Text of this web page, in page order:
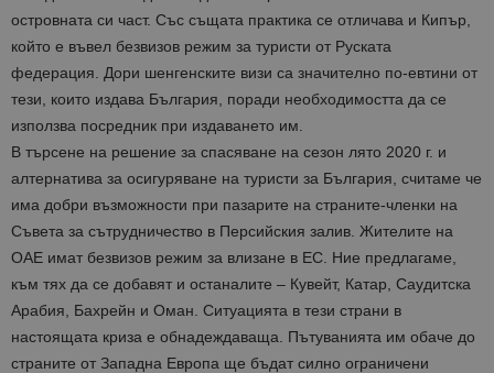
островната си част. Със същата практика се отличава и Кипър,
който е въвел безвизов режим за туристи от Руската
федерация. Дори шенгенските визи са значително по-евтини от
тези, които издава България, поради необходимостта да се
използва посредник при издаването им.
В търсене на решение за спасяване на сезон лято 2020 г. и
алтернатива за осигуряване на туристи за България, считаме че
има добри възможности при пазарите на страните-членки на
Съвета за сътрудничество в Персийския залив. Жителите на
ОАЕ имат безвизов режим за влизане в ЕС. Ние предлагаме,
към тях да се добавят и останалите – Кувейт, Катар, Саудитска
Арабия, Бахрейн и Оман. Ситуацията в тези страни в
настоящата криза е обнадеждаваща. Пътуванията им обаче до
страните от Западна Европа ще бъдат силно ограничени